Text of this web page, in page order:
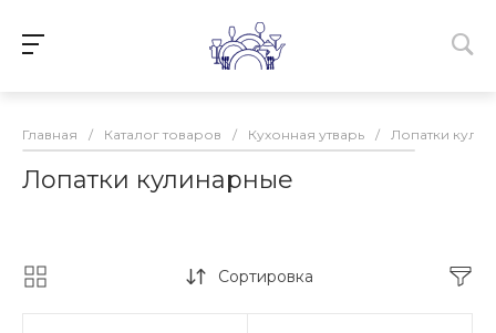
Главная / Каталог товаров / Кухонная утварь / Лопатки
Лопатки кулинарные
Сортировка